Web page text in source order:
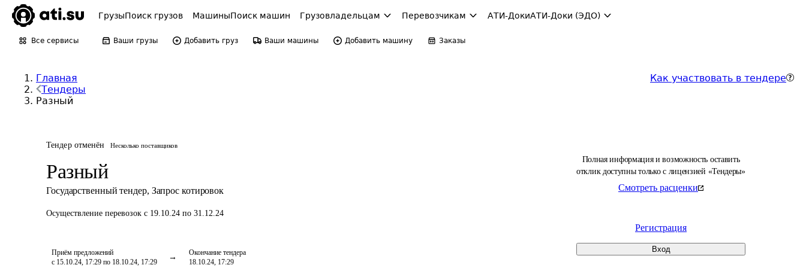
ГрузыПоиск грузов МашиныПоиск машин Грузовладельцам Перевозчикам АТИ-ДокиАТИ-Доки (ЭДО)
Все сервисы Ваши грузы Добавить груз Ваши машины Добавить машину Заказы
Главная
Тендеры
Разный
Как участвовать в тендере
Тендер отменён Несколько поставщиков
Разный
Государственный тендер, Запрос котировок
Осуществление перевозок с 19.10.24 по 31.12.24
Приём предложений
с 15.10.24, 17:29 по 18.10.24, 17:29
Окончание тендера
18.10.24, 17:29
Полная информация и возможность оставить
отклик доступны только с лицензией «Тендеры»
Смотреть расценки
Регистрация
Вход